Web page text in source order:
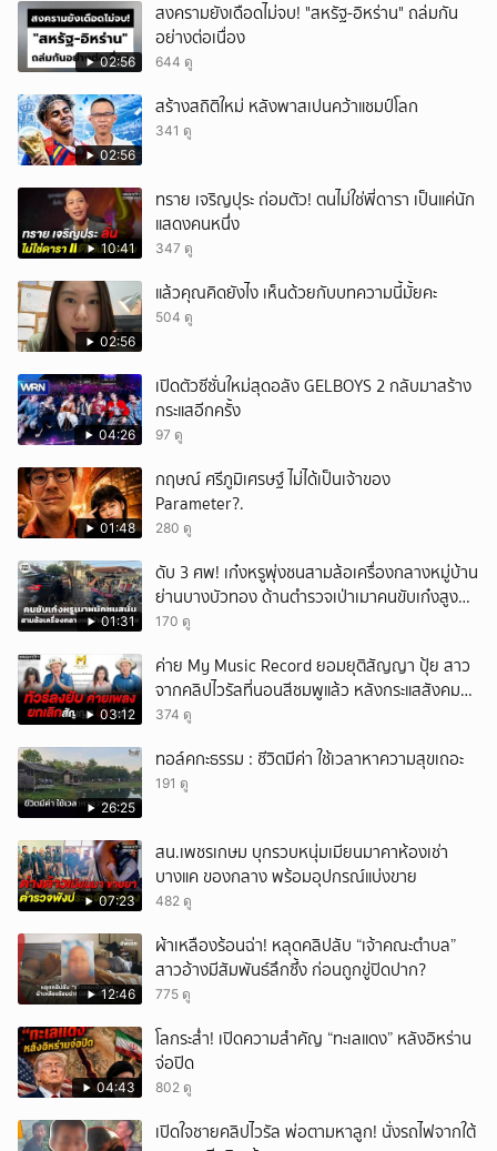
02:56
สงครามยังเดือดไม่จบ! "สหรัฐ-อิหร่าน" ถล่มกัน
อย่างต่อเนื่อง
644 ดู
02:56
สร้างสถิติใหม่ หลังพาสเปนคว้าแชมป์โลก
341 ดู
10:41
ทราย เจริญปุระ ถ่อมตัว! ตนไม่ใช่พี่ดารา เป็นแค่นัก
แสดงคนหนึ่ง
347 ดู
02:56
แล้วคุณคิดยังไง เห็นด้วยกับบทความนี้มั้ยคะ
504 ดู
04:26
เปิดตัวซีซั่นใหม่สุดอลัง GELBOYS 2 กลับมาสร้าง
กระแสอีกครั้ง
97 ดู
01:48
กฤษณ์ ศรีภูมิเศรษฐ์ ไม่ได้เป็นเจ้าของ
Parameter?.
280 ดู
01:31
ดับ 3 ศพ! เก๋งหรูพุ่งชนสามล้อเครื่องกลางหมู่บ้าน
ย่านบางบัวทอง ด้านตำรวจเป่าเมาคนขับเก๋งสูงถึง
152 มิลลิกรัมเปอร์เซ็นต์
170 ดู
03:12
ค่าย My Music Record ยอมยุติสัญญา ปุ้ย สาว
จากคลิปไวรัลที่นอนสีชมพูแล้ว หลังกระแสสังคม
และคนในวงการวิจารณ์เรื่องความเหมาะสม
374 ดู
26:25
ทอล์คกะธรรม : ชีวิตมีค่า ใช้เวลาหาความสุขเถอะ
191 ดู
07:23
สน.เพชรเกษม บุกรวบหนุ่มเมียนมาคาห้องเช่า
บางแค ของกลาง พร้อมอุปกรณ์แบ่งขาย
482 ดู
12:46
ผ้าเหลืองร้อนฉ่า! หลุดคลิปลับ “เจ้าคณะตำบล”
สาวอ้างมีสัมพันธ์ลึกซึ้ง ก่อนถูกขู่ปิดปาก?
775 ดู
04:43
โลกระส่ำ! เปิดความสำคัญ “ทะเลแดง” หลังอิหร่าน
จ่อปิด
802 ดู
เปิดใจชายคลิปไวรัล พ่อตามหาลูก! นั่งรถไฟจากใต้